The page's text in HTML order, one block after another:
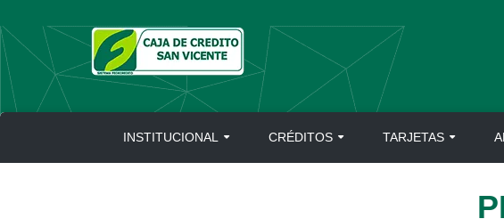
to
content
INSTITUCIONAL CRÉDITOS TARJETAS